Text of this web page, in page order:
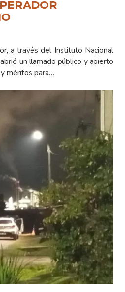
a través del Instituto Nacional
un llamado público y abierto
méritos para…